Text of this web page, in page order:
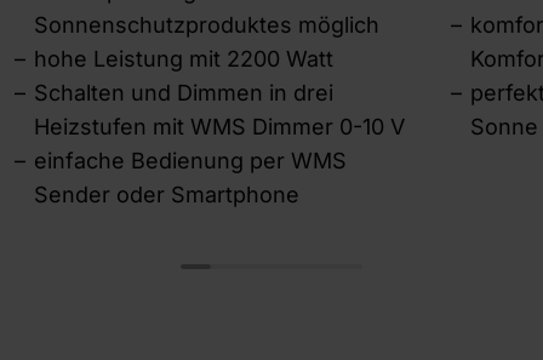
Sonnenschutzproduktes möglich
hohe Leistung mit 2200 Watt
Schalten und Dimmen in drei
Heizstufen mit WMS Dimmer 0-10 V
einfache Bedienung per WMS
Sender oder Smartphone
Sonne